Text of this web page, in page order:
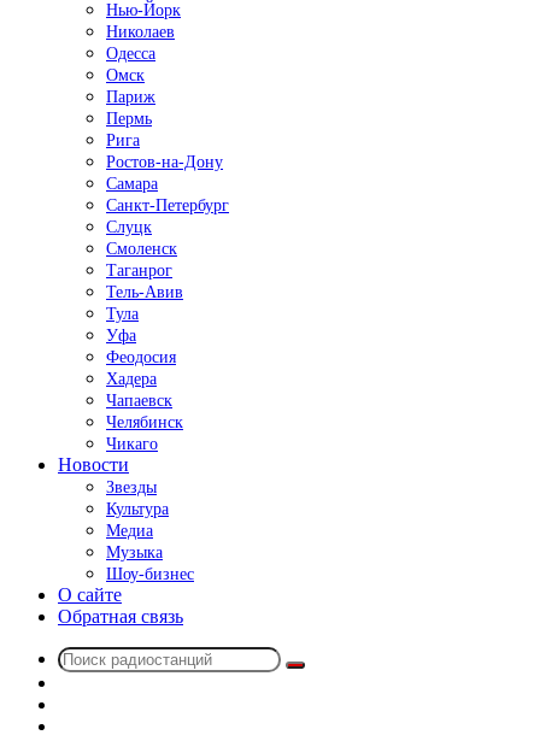
Нью-Йорк
Николаев
Одесса
Омск
Париж
Пермь
Рига
Ростов-на-Дону
Самара
Санкт-Петербург
Слуцк
Смоленск
Таганрог
Тель-Авив
Тула
Уфа
Феодосия
Хадера
Чапаевск
Челябинск
Чикаго
Новости
Звезды
Культура
Медиа
Музыка
Шоу-бизнес
О сайте
Обратная связь
Поиск